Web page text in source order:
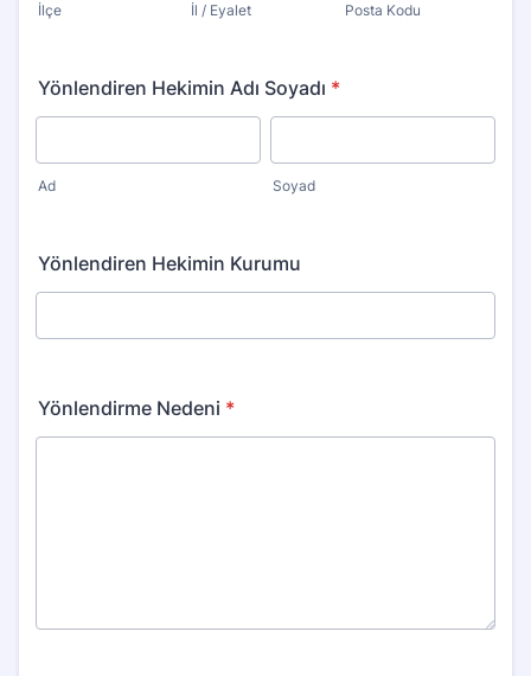
İlçe İl / Eyalet Posta Kodu
Yönlendiren Hekimin Adı Soyadı *
Ad Soyad
Yönlendiren Hekimin Kurumu
Yönlendirme Nedeni *